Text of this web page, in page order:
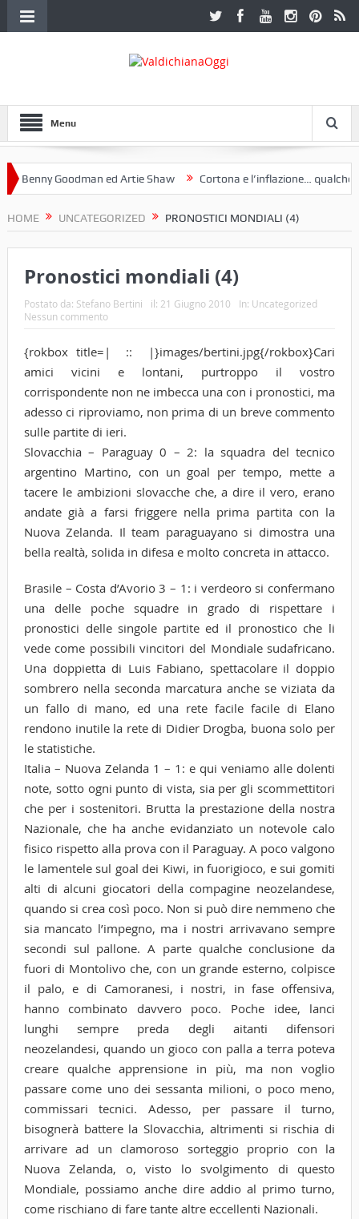
Menu
Goodman ed Artie Shaw Cortona e l’inflazione… qualche
HOME UNCATEGORIZED PRONOSTICI MONDIALI (4)
Pronostici mondiali (4)
Postato da: Stefano Bertini il: 21 Giugno 2010 In: Uncategorized
Nessun commento
{rokbox title=| :: |}images/bertini.jpg{/rokbox}Cari
amici vicini e lontani, purtroppo il vostro
corrispondente non ne imbecca una con i pronostici, ma
adesso ci riproviamo, non prima di un breve commento
sulle partite di ieri.
Slovacchia – Paraguay 0 – 2: la squadra del tecnico
argentino Martino, con un goal per tempo, mette a
tacere le ambizioni slovacche che, a dire il vero, erano
andate già a farsi friggere nella prima partita con la
Nuova Zelanda. Il team paraguayano si dimostra una
bella realtà, solida in difesa e molto concreta in attacco.
Brasile – Costa d’Avorio 3 – 1: i verdeoro si confermano
una delle poche squadre in grado di rispettare i
pronostici delle singole partite ed il pronostico che li
vede come possibili vincitori del Mondiale sudafricano.
Una doppietta di Luis Fabiano, spettacolare il doppio
sombrero nella seconda marcatura anche se viziata da
un fallo di mano, ed una rete facile facile di Elano
rendono inutile la rete di Didier Drogba, buona solo per
le statistiche.
Italia – Nuova Zelanda 1 – 1: e qui veniamo alle dolenti
note, sotto ogni punto di vista, sia per gli scommettitori
che per i sostenitori. Brutta la prestazione della nostra
Nazionale, che ha anche evidanziato un notevole calo
fisico rispetto alla prova con il Paraguay. A poco valgono
le lamentele sul goal dei Kiwi, in fuorigioco, e sui gomiti
alti di alcuni giocatori della compagine neozelandese,
quando si crea così poco. Non si può dire nemmeno che
sia mancato l’impegno, ma i nostri arrivavano sempre
secondi sul pallone. A parte qualche conclusione da
fuori di Montolivo che, con un grande esterno, colpisce
il palo, e di Camoranesi, i nostri, in fase offensiva,
hanno combinato davvero poco. Poche idee, lanci
lunghi sempre preda degli aitanti difensori
neozelandesi, quando un gioco con palla a terra poteva
creare qualche apprensione in più, ma non voglio
passare come uno dei sessanta milioni, o poco meno,
commissari tecnici. Adesso, per passare il turno,
bisognerà battere la Slovacchia, altrimenti si rischia di
arrivare ad un clamoroso sorteggio proprio con la
Nuova Zelanda, o, visto lo svolgimento di questo
Mondiale, possiamo anche dire addio al primo turno,
come rischiano di fare tante altre eccellenti Nazionali.